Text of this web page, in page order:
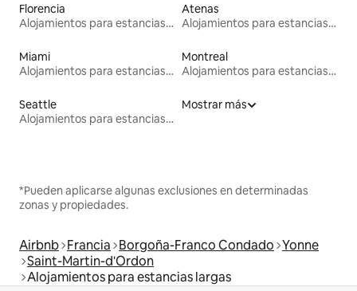
Florencia
Alojamientos para estancias largas
Atenas
Alojamientos para estancias largas
Miami
Alojamientos para estancias largas
Montreal
Alojamientos para estancias largas
Seattle
Alojamientos para estancias largas
Mostrar más
*Pueden aplicarse algunas exclusiones en determinadas
zonas y propiedades.
Airbnb Francia Borgoña-Franco Condado Yonne
Saint-Martin-d'Ordon
Alojamientos para estancias largas